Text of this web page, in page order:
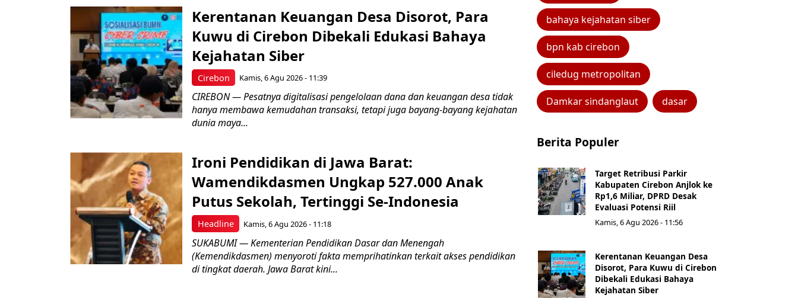
Cirebon
Kerentanan Keuangan Desa Disorot, Para
Kuwu di Cirebon Dibekali Edukasi Bahaya
Kejahatan Siber
Kamis, 6 Agu 2026 - 11:39
CIREBON — Pesatnya digitalisasi pengelolaan dana dan keuangan desa tidak
hanya membawa kemudahan transaksi, tetapi juga bayang-bayang kejahatan
dunia maya...
Headline
Ironi Pendidikan di Jawa Barat:
Wamendikdasmen Ungkap 527.000 Anak
Putus Sekolah, Tertinggi Se-Indonesia
Kamis, 6 Agu 2026 - 11:18
SUKABUMI — Kementerian Pendidikan Dasar dan Menengah
(Kemendikdasmen) menyoroti fakta memprihatinkan terkait akses pendidikan
di tingkat daerah. Jawa Barat kini...
bahaya kejahatan siber
bpn kab cirebon
ciledug metropolitan
Damkar sindanglaut dasar
Berita Populer
Target Retribusi Parkir
Kabupaten Cirebon Anjlok ke
Rp1,6 Miliar, DPRD Desak
Evaluasi Potensi Riil
Kamis, 6 Agu 2026 - 11:56
Kerentanan Keuangan Desa
Disorot, Para Kuwu di Cirebon
Dibekali Edukasi Bahaya
Kejahatan Siber